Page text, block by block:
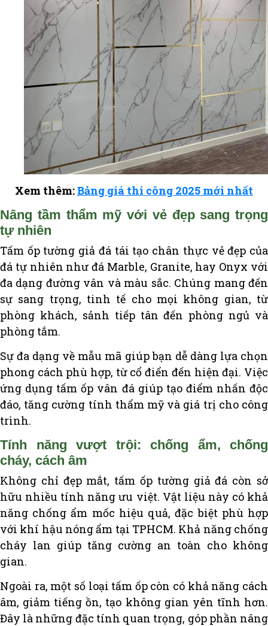
Xem thêm:Bảng giá thi công 2025 mới nhất
Nâng tầm thẩm mỹ với vẻ đẹp sang trọng
tự nhiên
Tấm ốp tường giả đá tái tạo chân thực vẻ đẹp của
đá tự nhiên như đá Marble, Granite, hay Onyx với
đa dạng đường vân và màu sắc. Chúng mang đến
sự sang trọng, tinh tế cho mọi không gian, từ
phòng khách, sảnh tiếp tân đến phòng ngủ và
phòng tắm.
Sự đa dạng về mẫu mã giúp bạn dễ dàng lựa chọn
phong cách phù hợp, từ cổ điển đến hiện đại. Việc
ứng dụng tấm ốp vân đá giúp tạo điểm nhấn độc
đáo, tăng cường tính thẩm mỹ và giá trị cho công
trình.
Tính năng vượt trội: chống ẩm, chống
cháy, cách âm
Không chỉ đẹp mắt, tấm ốp tường giả đá còn sở
hữu nhiều tính năng ưu việt. Vật liệu này có khả
năng chống ẩm mốc hiệu quả, đặc biệt phù hợp
với khí hậu nóng ẩm tại TPHCM. Khả năng chống
cháy lan giúp tăng cường an toàn cho không
gian.
Ngoài ra, một số loại tấm ốp còn có khả năng cách
âm, giảm tiếng ồn, tạo không gian yên tĩnh hơn.
Đây là những đặc tính quan trọng, góp phần nâng